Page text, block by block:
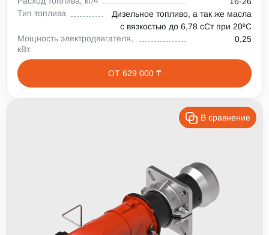
Тип топлива
Дизельное топливо, а так же масла
с вязкостью до 6,78 сСт при 20⁰С
Мощность электродвигателя,
кВт
0,25
ОТ 629 000 ₸
В сравнение